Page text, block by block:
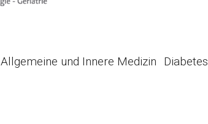
Allgemeine und Innere Medizin Diabetes